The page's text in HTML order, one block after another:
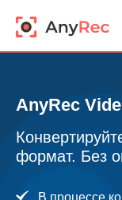
AnyRec
формат. Без
В процессе